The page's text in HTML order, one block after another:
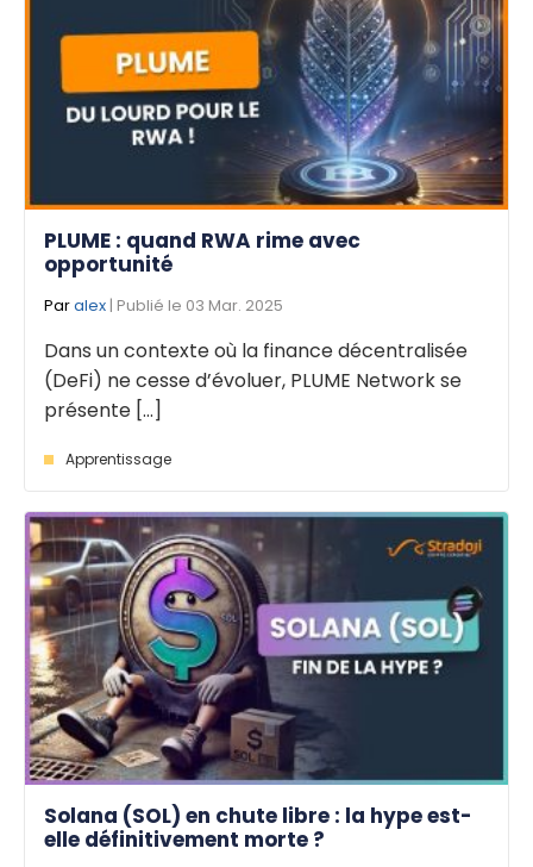
PLUME : quand RWA rime avec
opportunité
Paralex | Publié le 03 Mar. 2025
Dans un contexte où la finance décentralisée
(DeFi) ne cesse d’évoluer, PLUME Network se
présente [...]
Apprentissage
Solana (SOL) en chute libre : la hype est-
elle définitivement morte ?